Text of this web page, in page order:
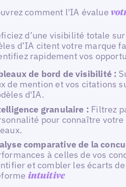
comment l'IA évalue
d’une visibilité totale
d’IA citent votre marque
rapidement vos
de bord de visibilité :
de mention et vos citations
d'IA.
granulaire : Filtrez
pour connaître
comparative de la
à celles de vos
et combler les écarts
intuitive